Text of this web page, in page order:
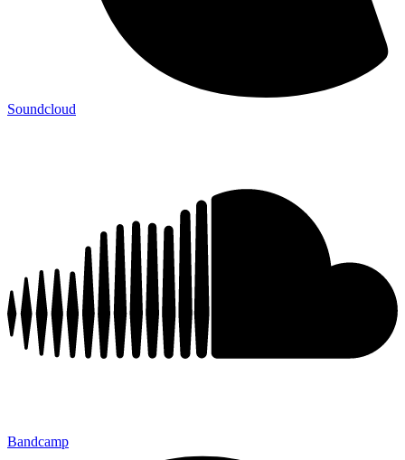
Soundcloud
Bandcamp